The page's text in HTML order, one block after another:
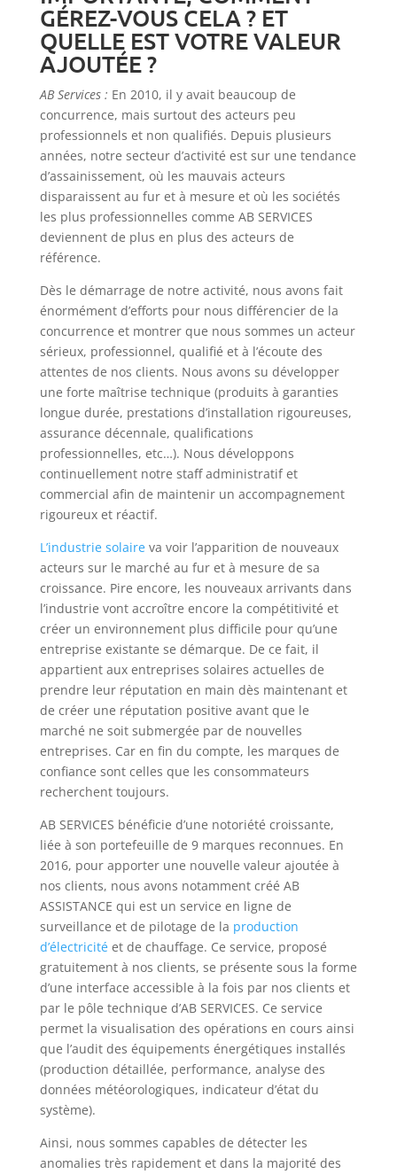
GÉREZ-VOUS CELA ? ET
QUELLE EST VOTRE VALEUR
AJOUTÉE ?
AB Services : En 2010, il y avait beaucoup de
concurrence, mais surtout des acteurs peu
professionnels et non qualifiés. Depuis plusieurs
années, notre secteur d’activité est sur une tendance
d’assainissement, où les mauvais acteurs
disparaissent au fur et à mesure et où les sociétés
les plus professionnelles comme AB SERVICES
deviennent de plus en plus des acteurs de
référence.
Dès le démarrage de notre activité, nous avons fait
énormément d’efforts pour nous différencier de la
concurrence et montrer que nous sommes un acteur
sérieux, professionnel, qualifié et à l’écoute des
attentes de nos clients. Nous avons su développer
une forte maîtrise technique (produits à garanties
longue durée, prestations d’installation rigoureuses,
assurance décennale, qualifications
professionnelles, etc…). Nous développons
continuellement notre staff administratif et
commercial afin de maintenir un accompagnement
rigoureux et réactif.
L’industrie solaireva voir l’apparition de nouveaux
acteurs sur le marché au fur et à mesure de sa
croissance. Pire encore, les nouveaux arrivants dans
l’industrie vont accroître encore la compétitivité et
créer un environnement plus difficile pour qu’une
entreprise existante se démarque. De ce fait, il
appartient aux entreprises solaires actuelles de
prendre leur réputation en main dès maintenant et
de créer une réputation positive avant que le
marché ne soit submergée par de nouvelles
entreprises. Car en fin du compte, les marques de
confiance sont celles que les consommateurs
recherchent toujours.
AB SERVICES bénéficie d’une notoriété croissante,
liée à son portefeuille de 9 marques reconnues. En
2016, pour apporter une nouvelle valeur ajoutée à
nos clients, nous avons notamment créé AB
ASSISTANCE qui est un service en ligne de
surveillance et de pilotage de la production
d’électricitéet de chauffage. Ce service, proposé
gratuitement à nos clients, se présente sous la forme
d’une interface accessible à la fois par nos clients et
par le pôle technique d’AB SERVICES. Ce service
permet la visualisation des opérations en cours ainsi
que l’audit des équipements énergétiques installés
(production détaillée, performance, analyse des
données météorologiques, indicateur d’état du
système).
Ainsi, nous sommes capables de détecter les
anomalies très rapidement et dans la majorité des